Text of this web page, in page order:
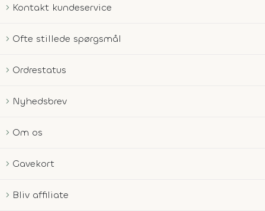
Kontakt kundeservice
Ofte stillede spørgsmål
Ordrestatus
Nyhedsbrev
Om os
Gavekort
Bliv affiliate